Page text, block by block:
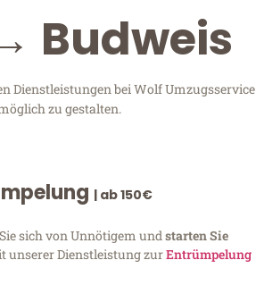
Budweis
Dienstleistungen bei Wolf Umzugsservice
zu gestalten.
| ab 150€
sich von Unnötigem undstarten Sie
unserer Dienstleistung zurEntrümpelung